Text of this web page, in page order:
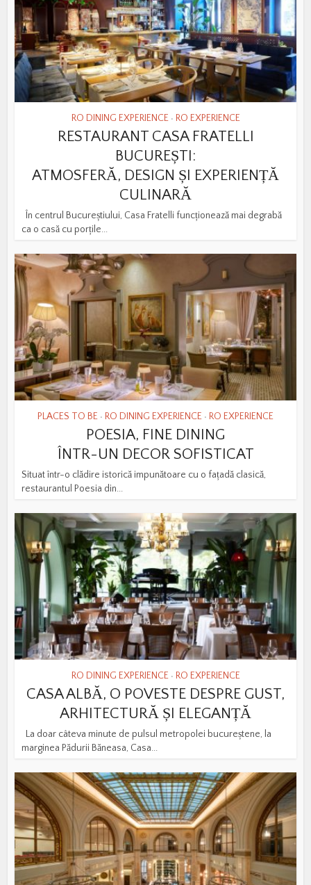
RO DINING EXPERIENCE • RO EXPERIENCE
RESTAURANT CASA FRATELLI
BUCUREȘTI:
ATMOSFERĂ, DESIGN ȘI EXPERIENȚĂ
CULINARĂ
În centrul Bucureștiului, Casa Fratelli funcționează mai degrabă
ca o casă cu porțile...
PLACES TO BE • RO DINING EXPERIENCE • RO EXPERIENCE
POESIA, FINE DINING
ÎNTR-UN DECOR SOFISTICAT
Situat într-o clădire istorică impunătoare cu o fațadă clasică,
restaurantul Poesia din...
RO DINING EXPERIENCE • RO EXPERIENCE
CASA ALBĂ, O POVESTE DESPRE GUST,
ARHITECTURĂ ȘI ELEGANȚĂ
La doar câteva minute de pulsul metropolei bucureștene, la
marginea Pădurii Băneasa, Casa...